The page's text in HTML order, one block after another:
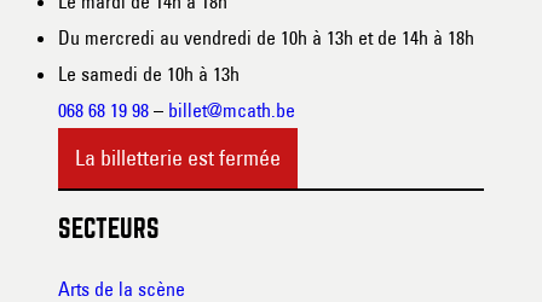
Du mercredi au vendredi de 10h à 13h et de 14h à 18h
Le samedi de 10h à 13h
068 68 19 98 – billet@mcath.be
La billetterie est fermée
SECTEURS
Arts de la scène